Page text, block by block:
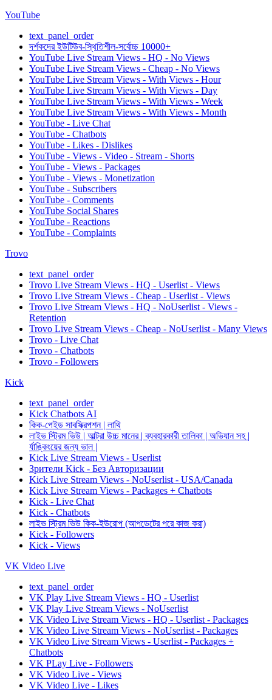
YouTube
text_panel_order
দর্শকদের ইউটিউব-স্থিতিশীল-সর্বোচ্চ 10000+
YouTube Live Stream Views - HQ - No Views
YouTube Live Stream Views - Cheap - No Views
YouTube Live Stream Views - With Views - Hour
YouTube Live Stream Views - With Views - Day
YouTube Live Stream Views - With Views - Week
YouTube Live Stream Views - With Views - Month
YouTube - Live Chat
YouTube - Chatbots
YouTube - Likes - Dislikes
YouTube - Views - Video - Stream - Shorts
YouTube - Views - Packages
YouTube - Views - Monetization
YouTube - Subscribers
YouTube - Comments
YouTube Social Shares
YouTube - Reactions
YouTube - Complaints
Trovo
text_panel_order
Trovo Live Stream Views - HQ - Userlist - Views
Trovo Live Stream Views - Cheap - Userlist - Views
Trovo Live Stream Views - HQ - NoUserlist - Views -
Retention
Trovo Live Stream Views - Cheap - NoUserlist - Many Views
Trovo - Live Chat
Trovo - Chatbots
Trovo - Followers
Kick
text_panel_order
Kick Chatbots AI
কিক-পেইড সাবস্ক্রিপশন | লাথি
লাইভ স্ট্রিম ভিউ | আল্ট্রা উচ্চ মানের | ব্যবহারকারী তালিকা | অভিযান সহ |
র্যাঙ্কিংয়ের জন্য ভাল |
Kick Live Stream Views - Userlist
Зрители Kick - Без Авторизации
Kick Live Stream Views - NoUserlist - USA/Canada
Kick Live Stream Views - Packages + Chatbots
Kick - Live Chat
Kick - Chatbots
লাইভ স্ট্রিম ভিউ কিক-ইউরোপ (আপডেটের পরে কাজ করা)
Kick - Followers
Kick - Views
VK Video Live
text_panel_order
VK Play Live Stream Views - HQ - Userlist
VK Play Live Stream Views - NoUserlist
VK Video Live Stream Views - HQ - Userlist - Packages
VK Video Live Stream Views - NoUserlist - Packages
VK Video Live Stream Views - Userlist - Packages +
Chatbots
VK PLay Live - Followers
VK Video Live - Views
VK Video Live - Likes